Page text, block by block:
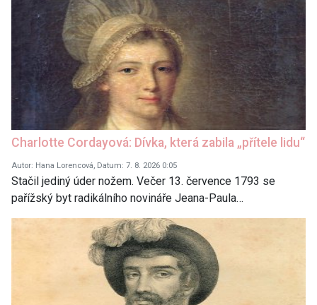
Charlotte Cordayová: Dívka, která zabila „přítele lidu“
Autor: Hana Lorencová, Datum: 7. 8. 2026 0:05
Stačil jediný úder nožem. Večer 13. července 1793 se
pařížský byt radikálního novináře Jeana-Paula…